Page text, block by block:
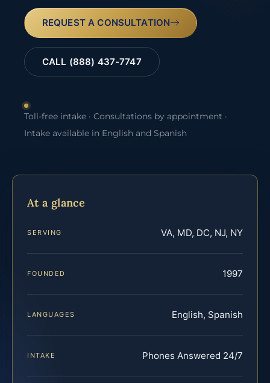
REQUEST A CONSULTATION
CALL (888) 437-7747
Toll-free intake · Consultations by appointment ·
Intake available in English and Spanish
At a glance
SERVING VA, MD, DC, NJ, NY
FOUNDED 1997
LANGUAGES English, Spanish
INTAKE Phones Answered 24/7